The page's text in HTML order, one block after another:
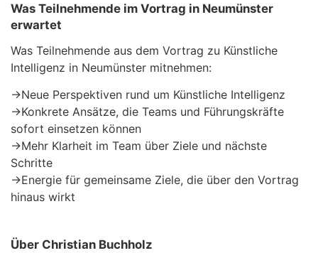
Was Teilnehmende im Vortrag in Neumünster
erwartet
Was Teilnehmende aus dem Vortrag zu Künstliche
Intelligenz in Neumünster mitnehmen:
→Neue Perspektiven rund um Künstliche Intelligenz
→Konkrete Ansätze, die Teams und Führungskräfte
sofort einsetzen können
→Mehr Klarheit im Team über Ziele und nächste
Schritte
→Energie für gemeinsame Ziele, die über den Vortrag
hinaus wirkt
Über Christian Buchholz